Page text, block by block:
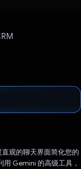
观的聊天界面简化您的
Gemini 的高级工具，